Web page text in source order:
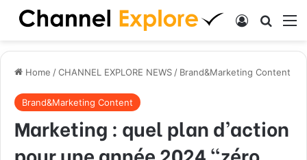
Log In
Home /CHANNEL EXPLORE NEWS / Brand&Marketing Content
Brand&Marketing Content
Marketing : quel plan d’action
pour une année 2024 “zéro